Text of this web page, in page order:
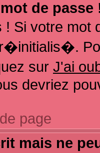
de passe
! Si votre
sur J'ai
devriez
page
mais ne